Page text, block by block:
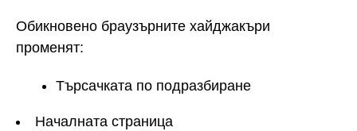
Обикновено браузърните хайджакъри
променят:
Търсачката по подразбиране
Началната страница